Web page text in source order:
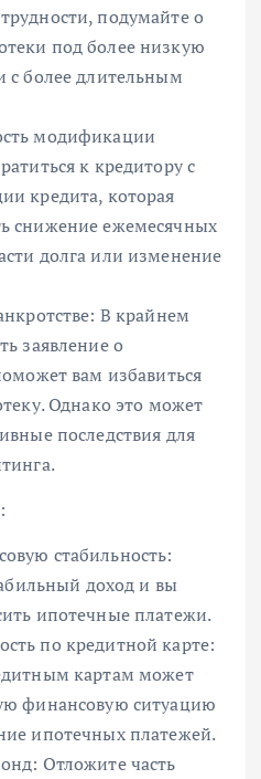
подумайте о
под более низкую
с более длительным
модификации
к кредитору с
кредита, которая
снижение ежемесячных
долга или изменение
В крайнем
заявление о
вам избавиться
Однако это может
последствия для
стабильность:
доход и вы
ипотечные платежи.
по кредитной карте:
картам может
финансовую ситуацию
ипотечных платежей.
Отложите часть